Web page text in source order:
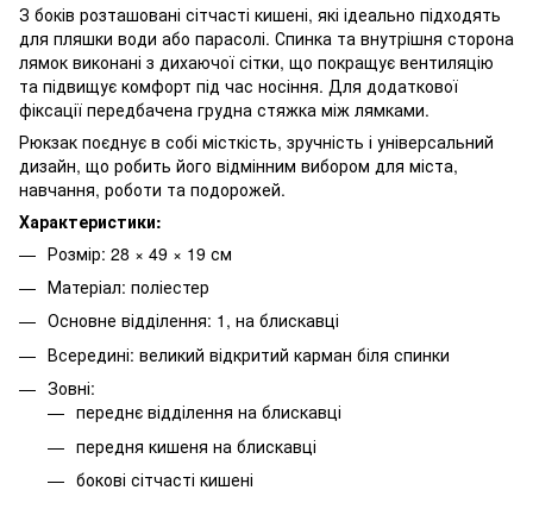
З боків розташовані сітчасті кишені, які ідеально підходять
для пляшки води або парасолі. Спинка та внутрішня сторона
лямок виконані з дихаючої сітки, що покращує вентиляцію
та підвищує комфорт під час носіння. Для додаткової
фіксації передбачена грудна стяжка між лямками.
Рюкзак поєднує в собі місткість, зручність і універсальний
дизайн, що робить його відмінним вибором для міста,
навчання, роботи та подорожей.
Характеристики:
Розмір: 28 × 49 × 19 см
Матеріал: поліестер
Основне відділення: 1, на блискавці
Всередині: великий відкритий карман біля спинки
Зовні:
переднє відділення на блискавці
передня кишеня на блискавці
бокові сітчасті кишені